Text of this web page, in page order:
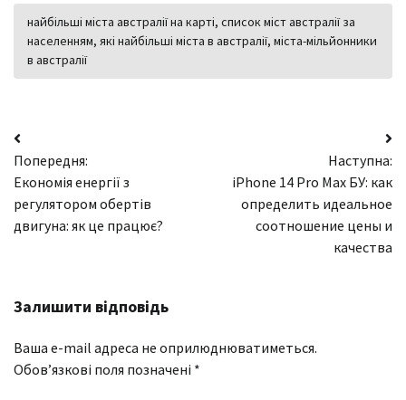
найбільші міста австралії на карті, список міст австралії за
населенням, які найбільші міста в австралії, міста-мільйонники
в австралії
Навігація
записів
Попередня:
Економія енергії з
регулятором обертів
двигуна: як це працює?
Наступна:
iPhone 14 Pro Max БУ: как
определить идеальное
соотношение цены и
качества
Залишити відповідь
Ваша e-mail адреса не оприлюднюватиметься.
Обов’язкові поля позначені *